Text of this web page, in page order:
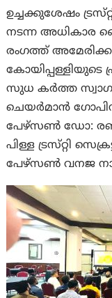
ഉച്ചക്കുശേഷം
നടന്ന അധികാര
രംഗത്ത്
കോയിപ്പള്ളിയുടെ
സുധ കർത്ത
ചെയർമാൻ
പേഴ്സൺ ഡോ:
പിള്ള ട്രസ്‌റ്റി
പേഴ്സൺ വനജ